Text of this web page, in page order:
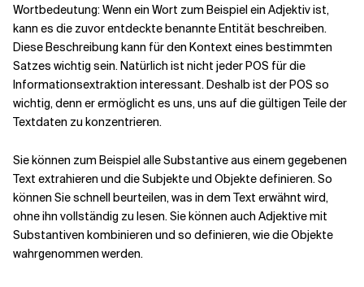
Wortbedeutung: Wenn ein Wort zum Beispiel ein Adjektiv ist,
kann es die zuvor entdeckte benannte Entität beschreiben.
Diese Beschreibung kann für den Kontext eines bestimmten
Satzes wichtig sein. Natürlich ist nicht jeder POS für die
Informationsextraktion interessant. Deshalb ist der POS so
wichtig, denn er ermöglicht es uns, uns auf die gültigen Teile der
Textdaten zu konzentrieren.
Sie können zum Beispiel alle Substantive aus einem gegebenen
Text extrahieren und die Subjekte und Objekte definieren. So
können Sie schnell beurteilen, was in dem Text erwähnt wird,
ohne ihn vollständig zu lesen. Sie können auch Adjektive mit
Substantiven kombinieren und so definieren, wie die Objekte
wahrgenommen werden.